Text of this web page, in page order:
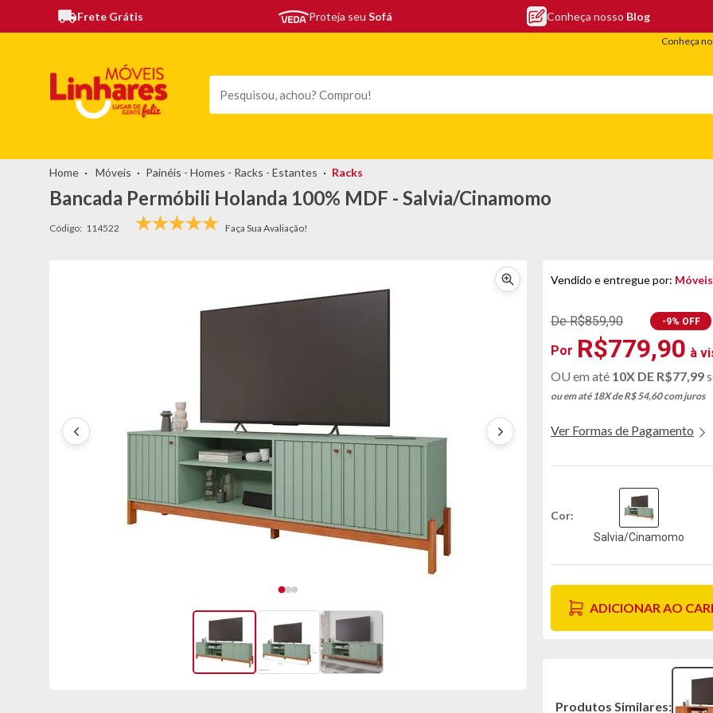
Frete Grátis Proteja seu Sofá Conheça nosso Blog
Conheça
Móveis Painéis - Homes - Racks - Estantes Racks
Bancada Permóbili Holanda 100% MDF - Salvia/Cinamomo
Código: 114522
Vendido e entregue por:
De R$859,90
R$779,90
-9% OFF
10X DE R$77,99
ou em até 18X de R$ 54,60com juros
Ver Formas de Pagamento
Cor
Salvia/Cinamomo
ADICIONAR AO
Produtos Similares: